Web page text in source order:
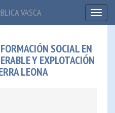
VASCA
SOCIAL EN
Y EXPLOTACIÓN
LEONA